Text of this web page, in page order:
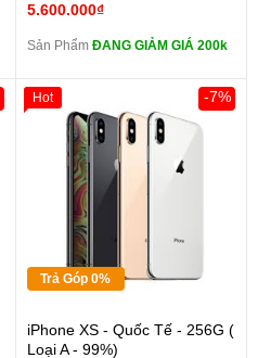
5.600.000₫
Sản Phẩm ĐANG GIẢM GIÁ 200k
Trả Góp 0%
iPhone XS - Quốc Tế - 256G (
Loại A - 99%)
-7%
Hot